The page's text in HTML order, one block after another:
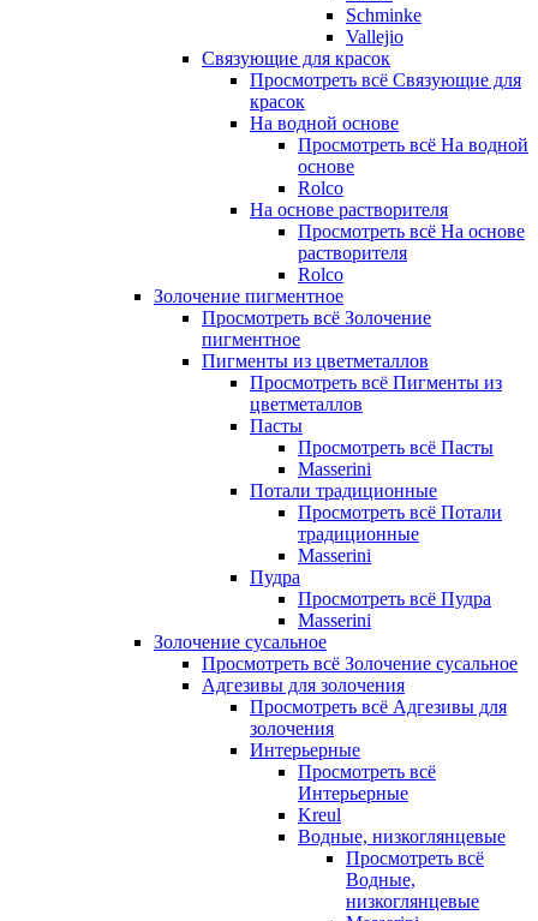
Schminke
Vallejio
Связующие для красок
Просмотреть всё Связующие для
красок
На водной основе
Просмотреть всё На водной
основе
Rolco
На основе растворителя
Просмотреть всё На основе
растворителя
Rolco
Золочение пигментное
Просмотреть всё Золочение
пигментное
Пигменты из цветметаллов
Просмотреть всё Пигменты из
цветметаллов
Пасты
Просмотреть всё Пасты
Masserini
Потали традиционные
Просмотреть всё Потали
традиционные
Masserini
Пудра
Просмотреть всё Пудра
Masserini
Золочение сусальное
Просмотреть всё Золочение сусальное
Адгезивы для золочения
Просмотреть всё Адгезивы для
золочения
Интерьерные
Просмотреть всё
Интерьерные
Kreul
Водные, низкоглянцевые
Просмотреть всё
Водные,
низкоглянцевые